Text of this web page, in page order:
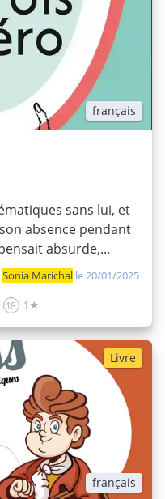
français
sans lui, et
absence pendant
absurde,...
Sonia Marichal le 20/01/2025
18 1★
Livre
français